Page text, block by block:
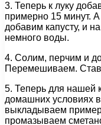
3. Теперь к луку
примерно 15 минут. А
добавим капусту, и
немного воды.
4. Солим, перчим и
Перемешиваем.
5. Теперь для нашей
домашних условиях
выкладываем
промазываем